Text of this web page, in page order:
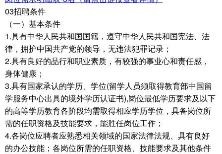
03招聘条件
（一）基本条件
1.具有中华人民共和国国籍，遵守中华人民共和国宪法、法
律，拥护中国共产党的领导，无违法犯罪记录；
2.具有良好的品行和职业素质，有较强的事业心和责任感，
身体健康；
3.具有国家承认的学历、学位(留学人员须取得教育部中国留
学服务中心出具的境外学历认证书),岗位最低学历要求及以下
的高等学历教育各阶段均需取得相应学历学位，具备岗位所
需的任职资格及技能要求，能胜任岗位工作；
4.各岗位应聘者应熟悉相关领域的国家法律法规、具有良好
的办公技能；各岗位所需的任职资格、技能要求及其他条件